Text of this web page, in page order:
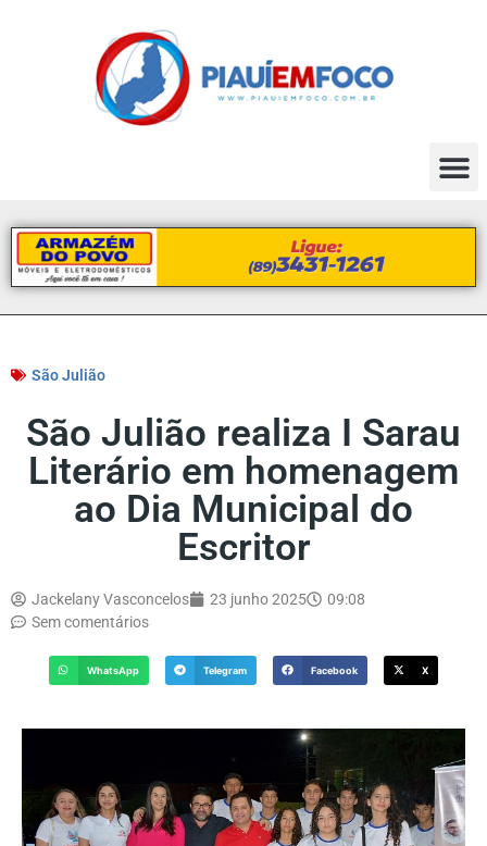
São Julião
São Julião realiza I Sarau
Literário em homenagem
ao Dia Municipal do
Escritor
Jackelany Vasconcelos 23 junho 2025
09:08
Sem comentários
WhatsApp Telegram Facebook X